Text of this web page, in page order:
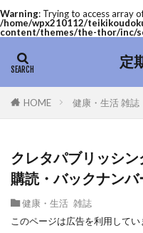
Warning: Trying to access array
/home/wpx210112/
content/themes/the-thor/inc/
定
HOME 健康・生活 雑誌
クレタパブリッシ
購読・バックナンバ
健康・生活 雑誌
このページは広告を利用してい